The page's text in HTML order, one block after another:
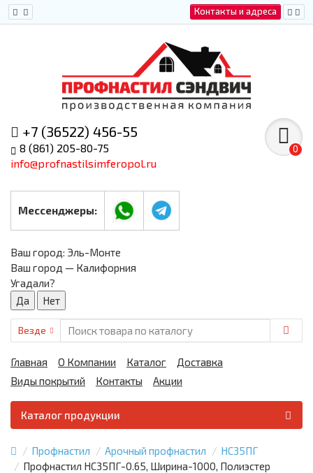
Контакты и адреса
+7 (36522) 456-55
8 (861) 205-80-75
info@profnastilsimferopol.ru
Мессенджеры:
0
Ваш город: Эль-Монте
Ваш город — Калифорния
Угадали?
Везде
Главная О Компании Каталог
Доставка
Виды покрытий
Контакты Акции
Каталог продукции
Профнастил Арочный профнастил
НС35ПГ
Профнастил НС35ПГ-0.65, Ширина-1000, Полиэстер